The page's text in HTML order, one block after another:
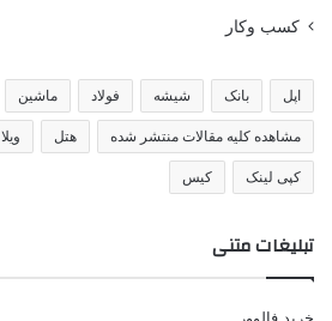
کسب وکار
اپل بانک شیشه فولاد ماشین
مشاهده کلیه مقالات منتشر شده هتل ویلا
کپی لینک کیس
تبلیغات متنی